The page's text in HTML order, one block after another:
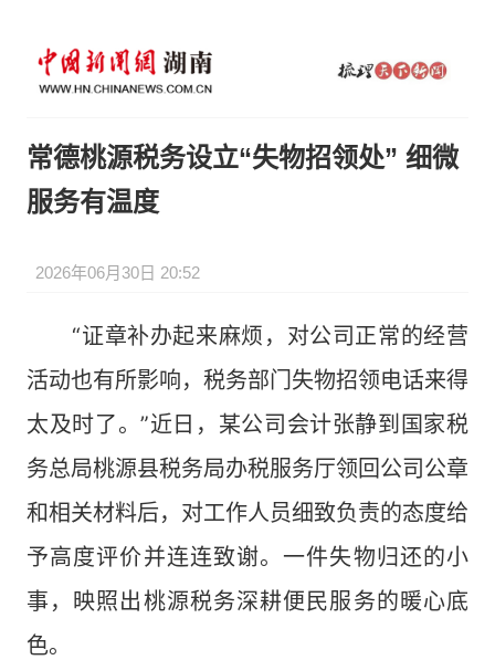
常德桃源税务设立“失物招领处” 细微
服务有温度
2026年06月30日 20:52
“证章补办起来麻烦，对公司正常的经营
活动也有所影响，税务部门失物招领电话来得
太及时了。”近日，某公司会计张静到国家税
务总局桃源县税务局办税服务厅领回公司公章
和相关材料后，对工作人员细致负责的态度给
予高度评价并连连致谢。一件失物归还的小
事，映照出桃源税务深耕便民服务的暖心底
色。